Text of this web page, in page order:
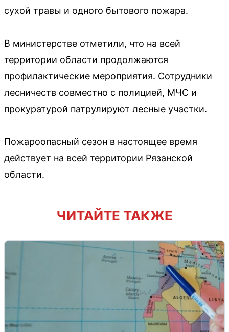
сухой травы и одного бытового пожара.
В министерстве отметили, что на всей
территории области продолжаются
профилактические мероприятия. Сотрудники
лесничеств совместно с полицией, МЧС и
прокуратурой патрулируют лесные участки.
Пожароопасный сезон в настоящее время
действует на всей территории Рязанской
области.
ЧИТАЙТЕ ТАКЖЕ